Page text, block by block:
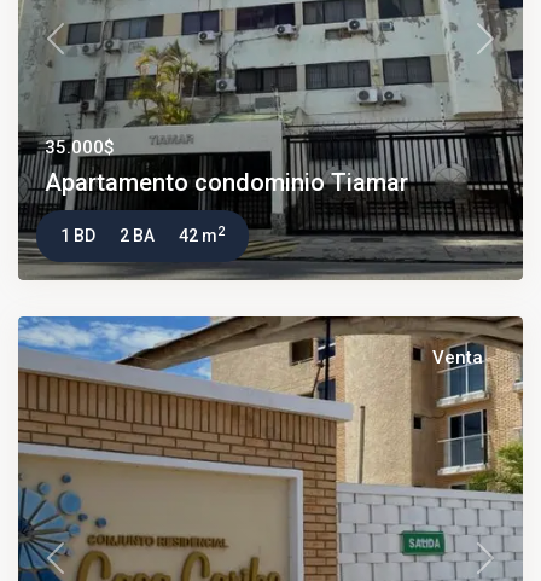
Previous Next
35.000$
Apartamento condominio Tiamar
1 BD 2 BA 42 m2
Venta
Previous Next